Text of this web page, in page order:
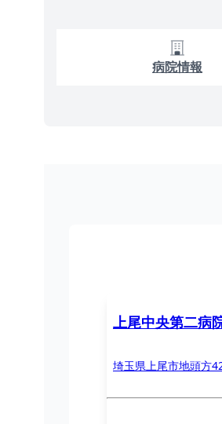
病院情報
上尾中央第二病
埼玉県上尾市地頭方